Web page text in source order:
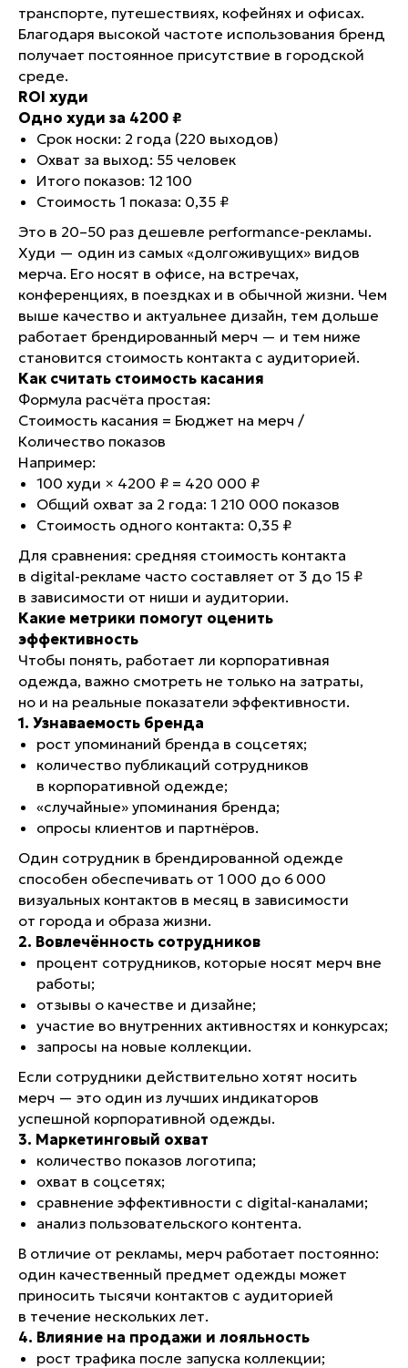
транспорте, путешествиях, кофейнях и офисах.
Благодаря высокой частоте использования бренд
получает постоянное присутствие в городской
среде.
ROI худи
Одно худи за 4200 ₽
Срок носки: 2 года (220 выходов)
Охват за выход: 55 человек
Итого показов: 12 100
Стоимость 1 показа: 0,35 ₽
Это в 20–50 раз дешевле performance-рекламы.
Худи — один из самых «долгоживущих» видов
мерча. Его носят в офисе, на встречах,
конференциях, в поездках и в обычной жизни. Чем
выше качество и актуальнее дизайн, тем дольше
работает брендированный мерч — и тем ниже
становится стоимость контакта с аудиторией.
Как считать стоимость касания
Формула расчёта простая:
Стоимость касания = Бюджет на мерч /
Количество показов
Например:
100 худи × 4200 ₽ = 420 000 ₽
Общий охват за 2 года: 1 210 000 показов
Стоимость одного контакта: 0,35 ₽
Для сравнения: средняя стоимость контакта
в digital-рекламе часто составляет от 3 до 15 ₽
в зависимости от ниши и аудитории.
Какие метрики помогут оценить
эффективность
Чтобы понять, работает ли корпоративная
одежда, важно смотреть не только на затраты,
но и на реальные показатели эффективности.
1. Узнаваемость бренда
рост упоминаний бренда в соцсетях;
количество публикаций сотрудников
в корпоративной одежде;
«случайные» упоминания бренда;
опросы клиентов и партнёров.
Один сотрудник в брендированной одежде
способен обеспечивать от 1 000 до 6 000
визуальных контактов в месяц в зависимости
от города и образа жизни.
2. Вовлечённость сотрудников
процент сотрудников, которые носят мерч вне
работы;
отзывы о качестве и дизайне;
участие во внутренних активностях и конкурсах;
запросы на новые коллекции.
Если сотрудники действительно хотят носить
мерч — это один из лучших индикаторов
успешной корпоративной одежды.
3. Маркетинговый охват
количество показов логотипа;
охват в соцсетях;
сравнение эффективности с digital-каналами;
анализ пользовательского контента.
В отличие от рекламы, мерч работает постоянно:
один качественный предмет одежды может
приносить тысячи контактов с аудиторией
в течение нескольких лет.
4. Влияние на продажи и лояльность
рост трафика после запуска коллекции;